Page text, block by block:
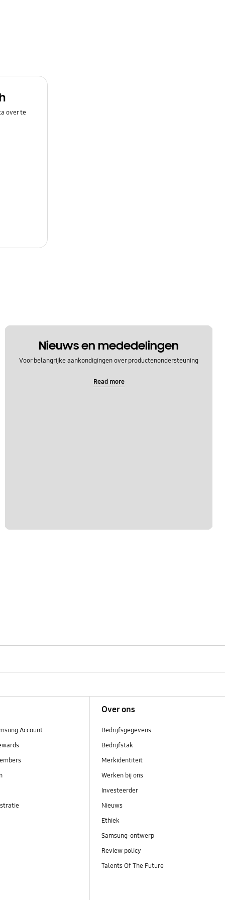
over te
Nieuws en mededelingen
Voor belangrijke aankondigingen over productenondersteuning
Read more
Account
Over ons
Bedrijfsgegevens
Bedrijfstak
Merkidentiteit
Werken bij ons
Investeerder
Nieuws
Ethiek
Samsung-ontwerp
Review policy
Talents Of The Future